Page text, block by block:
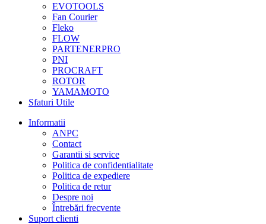
EVOTOOLS
Fan Courier
Fleko
FLOW
PARTENERPRO
PNI
PROCRAFT
ROTOR
YAMAMOTO
Sfaturi Utile
Informatii
ANPC
Contact
Garantii si service
Politica de confidentialitate
Politica de expediere
Politica de retur
Despre noi
Întrebări frecvente
Suport clienti